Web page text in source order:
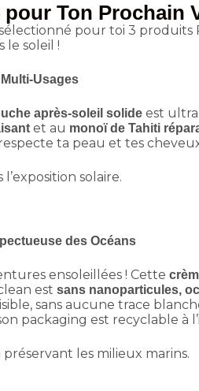
Ton Prochain
pour toi 3
le soleil !
Usages
après-soleil solideest
et au monoï de Tahiti
ta peau et tes
solaire.
des Océans
ensoleillées ! Cette
est sans nanoparticules,
sans aucune trace
packaging est recyclable à
les milieux marins.